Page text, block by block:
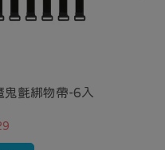
氈綁物帶-6入